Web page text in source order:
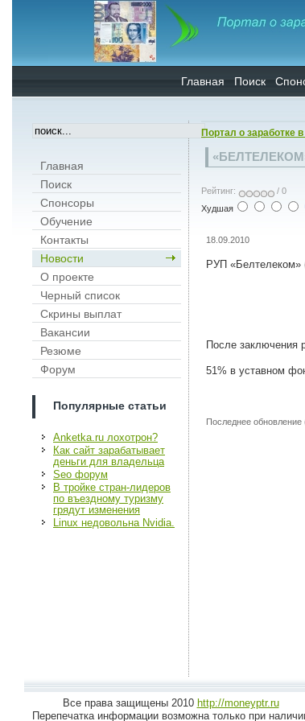
Главная Поиск
Главная
Поиск
Спонсоры
Обучение
Контакты
Новости
О проекте
Черный список
Скрины выплат
Вакансии
Резюме
Форум
Популярные статьи
Anketka.ru лохотрон?
Как сайт зарабатывает
деньги для владельца
Seo форум
В тройке стран-лидеров
по въездному туризму
грядут изменения
Linux недовольна Nvidia.
Портал о заработке
Рейтинг:
/ 0
Худшая
18.09.2010
РУП «Белтелеком»
После заключения
51% в уставном
Последнее обновление
Все права защищены 2010 http://moneyptr.ru
Перепечатка информации возможна только при